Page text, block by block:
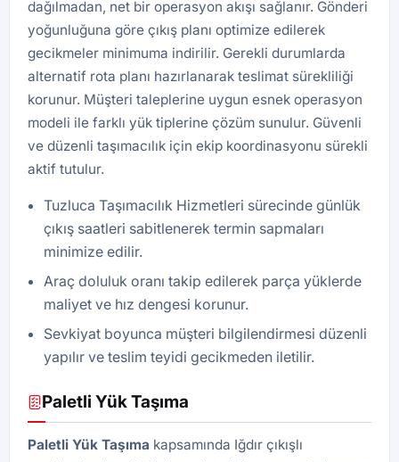
dağılmadan, net bir operasyon akışı sağlanır. Gönderi
yoğunluğuna göre çıkış planı optimize edilerek
gecikmeler minimuma indirilir. Gerekli durumlarda
alternatif rota planı hazırlanarak teslimat sürekliliği
korunur. Müşteri taleplerine uygun esnek operasyon
modeli ile farklı yük tiplerine çözüm sunulur. Güvenli
ve düzenli taşımacılık için ekip koordinasyonu sürekli
aktif tutulur.
Tuzluca Taşımacılık Hizmetleri sürecinde günlük
çıkış saatleri sabitlenerek termin sapmaları
minimize edilir.
Araç doluluk oranı takip edilerek parça yüklerde
maliyet ve hız dengesi korunur.
Sevkiyat boyunca müşteri bilgilendirmesi düzenli
yapılır ve teslim teyidi gecikmeden iletilir.
Paletli Yük Taşıma
Paletli Yük Taşıma kapsamında Iğdır çıkışlı